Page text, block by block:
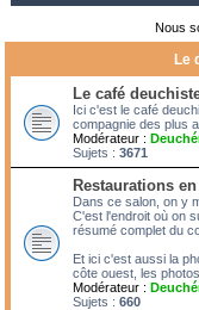
Nous
Le
Le café
Ici c'est le café
compagnie des plus
Modérateur :
Sujets : 3671
Restaurations
Dans ce salon, on y
C'est l'endroit où on
résumé complet du
Et ici c'est aussi la
côte ouest, les
Modérateur :
Sujets : 660